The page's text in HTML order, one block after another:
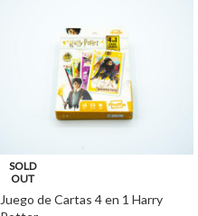
SOLD
OUT
Juego de Cartas 4 en 1 Harry